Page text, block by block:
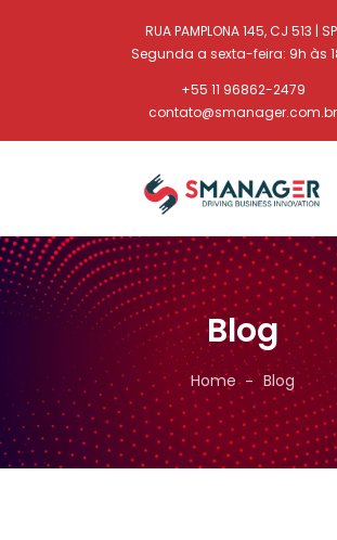
RUA PAMPLONA 145, CJ 513 | SP
Segunda a sexta-feira: 9h às
+55 11 96862-2479
contato@smanager.com.br
Blog
Home Blog